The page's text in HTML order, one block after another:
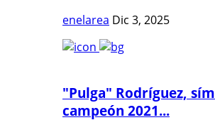
enelarea Dic 3, 2025
"Pulga" Rodríguez,
campeón 2021...